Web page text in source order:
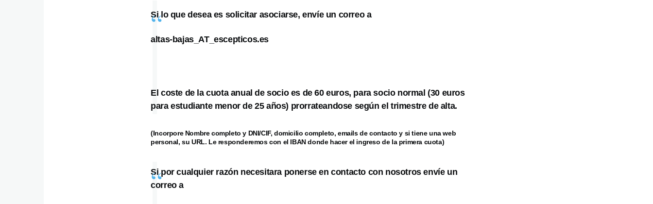
Si lo que desea es solicitar asociarse, envíe un correo a
altas-bajas_AT_escepticos.es
El coste de la cuota anual de socio es de 60 euros, para socio normal (30 euros
para estudiante menor de 25 años) prorrateandose según el trimestre de alta.
(Incorpore Nombre completo y DNI/CIF, domicilio completo, emails de contacto y si tiene una web
personal, su URL. Le responderemos con el IBAN donde hacer el ingreso de la primera cuota)
Si por cualquier razón necesitara ponerse en contacto con nosotros envíe un
correo a